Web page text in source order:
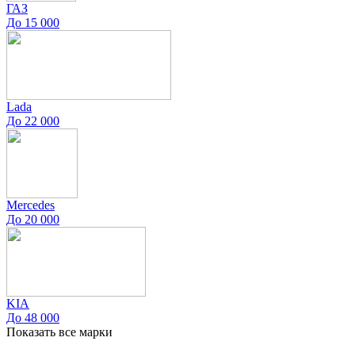
ГАЗ
До 15 000
Lada
До 22 000
Mercedes
До 20 000
KIA
До 48 000
Показать все марки